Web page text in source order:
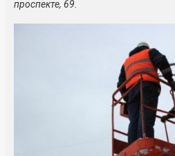
проспекте, 69.